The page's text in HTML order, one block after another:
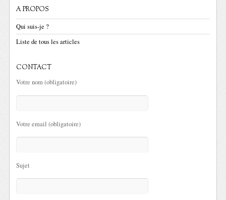
A PROPOS
Qui suis-je ?
Liste de tous les articles
CONTACT
Votre nom (obligatoire)
Votre email (obligatoire)
Sujet